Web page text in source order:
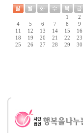
1 2
4
5 6 7 8 9
11
12 13 14 15 16
18
19 20 21 22 23
25
26 27 28 29 30